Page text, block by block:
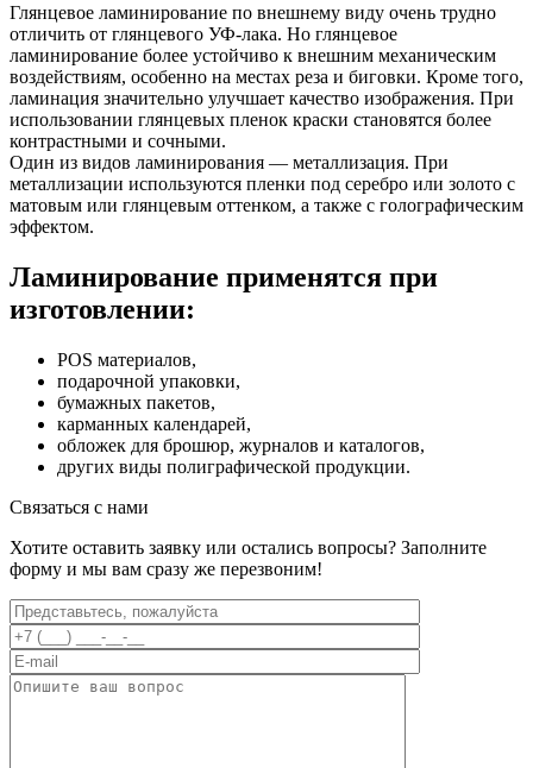
Глянцевое ламинирование по внешнему виду очень трудно
отличить от глянцевого УФ-лака. Но глянцевое
ламинирование более устойчиво к внешним механическим
воздействиям, особенно на местах реза и биговки. Кроме того,
ламинация значительно улучшает качество изображения. При
использовании глянцевых пленок краски становятся более
контрастными и сочными.
Один из видов ламинирования — металлизация. При
металлизации используются пленки под серебро или золото с
матовым или глянцевым оттенком, а также с голографическим
эффектом.
Ламинирование применятся при
изготовлении:
POS материалов,
подарочной упаковки,
бумажных пакетов,
карманных календарей,
обложек для брошюр, журналов и каталогов,
других виды полиграфической продукции.
Связаться с нами
Хотите оставить заявку или остались вопросы? Заполните
форму и мы вам сразу же перезвоним!